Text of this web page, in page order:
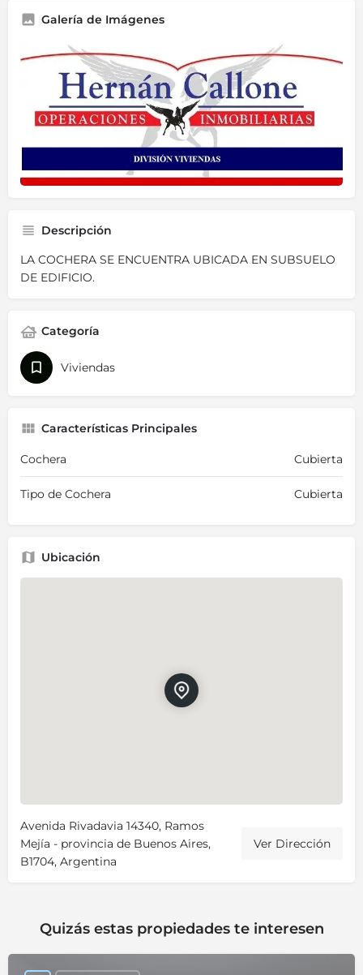
Galería de Imágenes
Descripción
LA COCHERA SE ENCUENTRA UBICADA EN SUBSUELO
DE EDIFICIO.
Categoría
Viviendas
Características Principales
Cochera Cubierta
Tipo de Cochera Cubierta
Ubicación
Avenida Rivadavia 14340, Ramos
Mejía - provincia de Buenos Aires,
B1704, Argentina
Ver Dirección
Quizás estas propiedades te interesen